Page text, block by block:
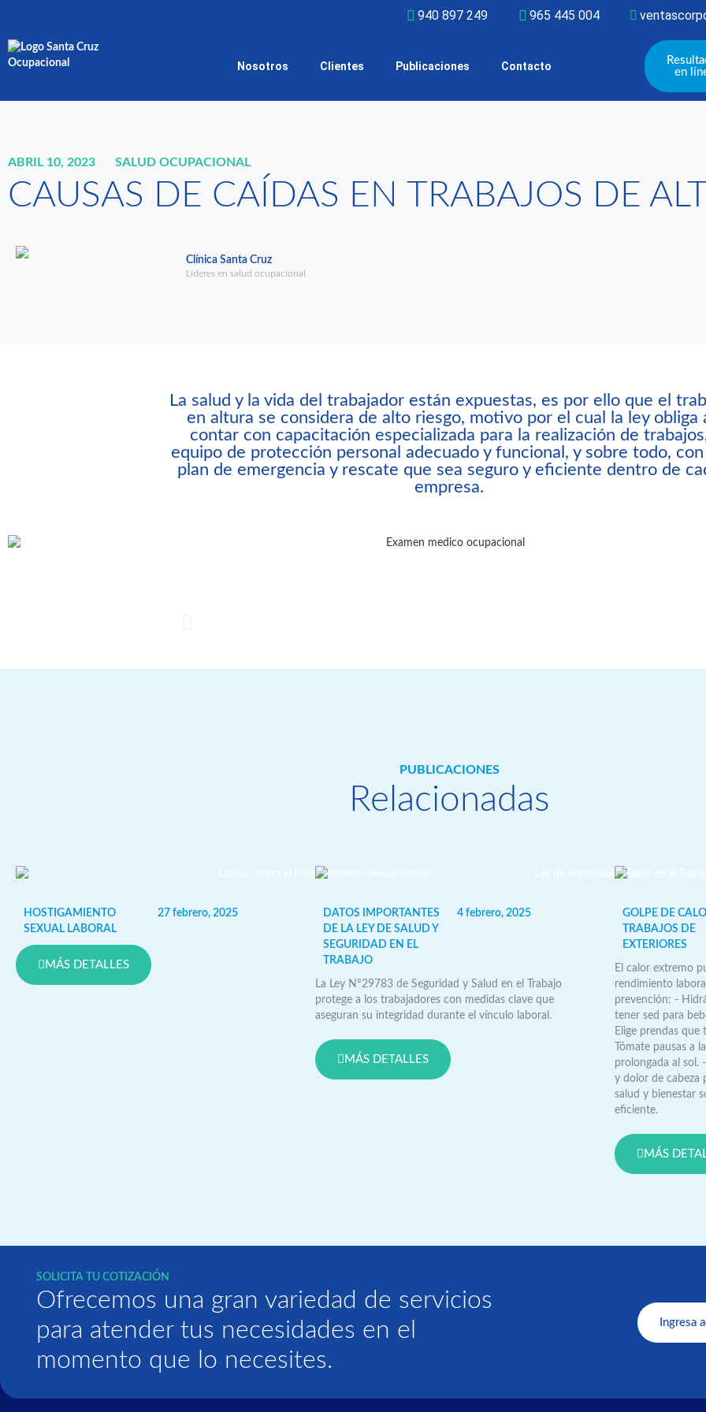
940 897 249 965 445 004
Nosotros Clientes Publicaciones Contacto
en
ABRIL 10, 2023 SALUD OCUPACIONAL
CAUSAS DE CAÍDAS EN TRABAJOS DE
Clínica Santa Cruz
Líderes en salud ocupacional
La salud y la vida del trabajador están expuestas, es por ello que el
en altura se considera de alto riesgo, motivo por el cual la ley obliga
contar con capacitación especializada para la realización de
equipo de protección personal adecuado y funcional, y sobre todo,
plan de emergencia y rescate que sea seguro y eficiente dentro de
empresa.
PUBLICACIONES
Relacionadas
HOSTIGAMIENTO
SEXUAL LABORAL
27 febrero, 2025
MÁS DETALLES
DATOS IMPORTANTES
DE LA LEY DE SALUD Y
SEGURIDAD EN EL
TRABAJO
4 febrero, 2025
La Ley Nº29783 de Seguridad y Salud en el Trabajo
protege a los trabajadores con medidas clave que
aseguran su integridad durante el vínculo laboral.
MÁS DETALLES
GOLPE DE
TRABAJOS DE
EXTERIORES
El calor extremo
rendimiento
prevención: -
tener sed para
Elige prendas
Tómate pausas a
prolongada al sol.
y dolor de cabeza
salud y bienestar
eficiente.
MÁS
SOLICITA TU COTIZACIÓN
Ofrecemos una gran variedad de servicios
para atender tus necesidades en el
momento que lo necesites.
Ingresa